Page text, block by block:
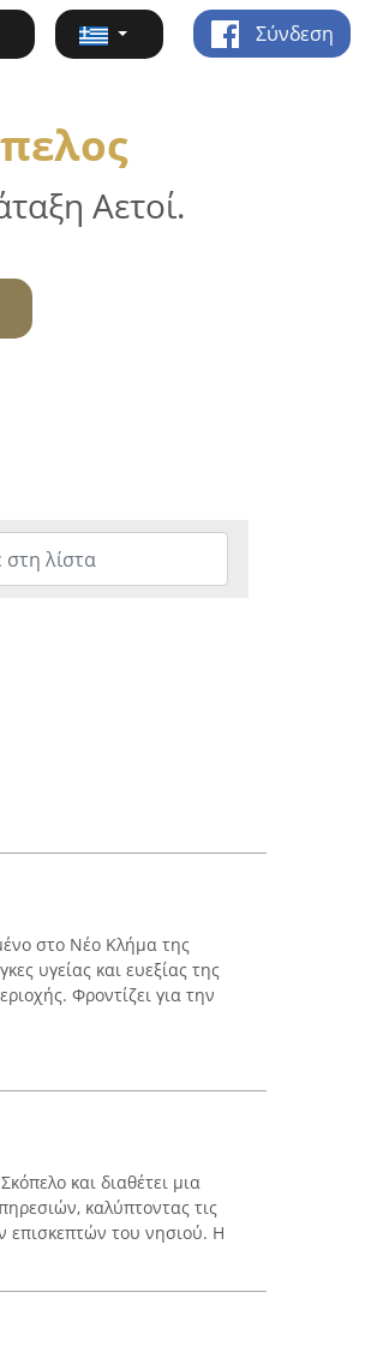
Σύνδεση
Αετοί.
στο Νέο Κλήμα της
υγείας και ευεξίας της
Φροντίζει για την
και διαθέτει μια
καλύπτοντας τις
επισκεπτών του νησιού. Η